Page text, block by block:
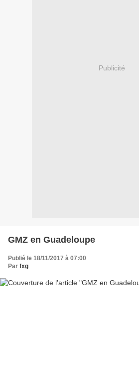
Publicité
GMZ en Guadeloupe
Publié le 18/11/2017 à 07:00
Par fxg